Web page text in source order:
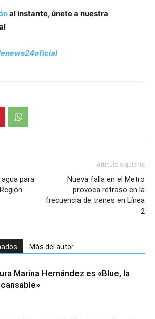
al instante, únete a nuestra
para
Artículo siguiente
Nueva falla en el Metro
provoca retraso en la
frecuencia de trenes en Línea
2
Más del autor
Marina Hernández es «Blue, la